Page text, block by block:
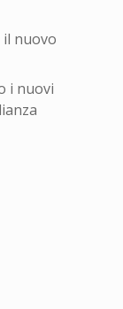
il nuovo
i nuovi